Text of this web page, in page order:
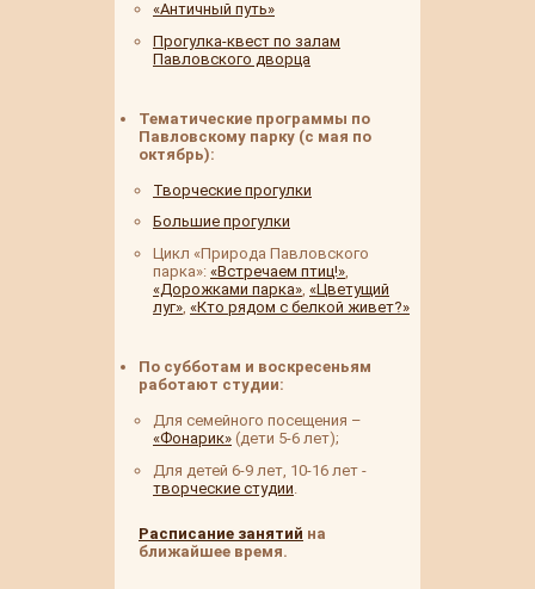
«Античный путь»
Прогулка-квест по залам
Павловского дворца
Тематические программы по
Павловскому парку (с мая по
октябрь):
Творческие прогулки
Большие прогулки
Цикл «Природа Павловского
парка»: «Встречаем птиц!»
«Дорожками парка» «Цветущий
луг» «Кто рядом с белкой живет?»
По субботам и воскресеньям
работают студии:
Для семейного посещения –
«Фонарик» (дети 5-6 лет);
Для детей 6-9 лет, 10-16 лет -
творческие студии
Расписание занятий на
ближайшее время.